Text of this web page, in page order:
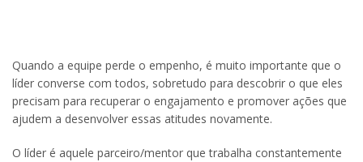
Quando a equipe perde o empenho, é muito importante que o
líder converse com todos, sobretudo para descobrir o que eles
precisam para recuperar o engajamento e promover ações que
ajudem a desenvolver essas atitudes novamente.
O líder é aquele parceiro/mentor que trabalha constantemente